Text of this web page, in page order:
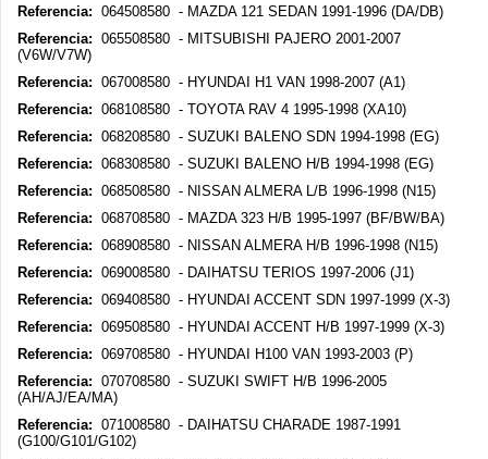
Referencia: 064508580 - MAZDA 121 SEDAN 1991-1996 (DA/DB)
Referencia: 065508580 - MITSUBISHI PAJERO 2001-2007
(V6W/V7W)
Referencia: 067008580 - HYUNDAI H1 VAN 1998-2007 (A1)
Referencia: 068108580 - TOYOTA RAV 4 1995-1998 (XA10)
Referencia: 068208580 - SUZUKI BALENO SDN 1994-1998 (EG)
Referencia: 068308580 - SUZUKI BALENO H/B 1994-1998 (EG)
Referencia: 068508580 - NISSAN ALMERA L/B 1996-1998 (N15)
Referencia: 068708580 - MAZDA 323 H/B 1995-1997 (BF/BW/BA)
Referencia: 068908580 - NISSAN ALMERA H/B 1996-1998 (N15)
Referencia: 069008580 - DAIHATSU TERIOS 1997-2006 (J1)
Referencia: 069408580 - HYUNDAI ACCENT SDN 1997-1999 (X-3)
Referencia: 069508580 - HYUNDAI ACCENT H/B 1997-1999 (X-3)
Referencia: 069708580 - HYUNDAI H100 VAN 1993-2003 (P)
Referencia: 070708580 - SUZUKI SWIFT H/B 1996-2005
(AH/AJ/EA/MA)
Referencia: 071008580 - DAIHATSU CHARADE 1987-1991
(G100/G101/G102)